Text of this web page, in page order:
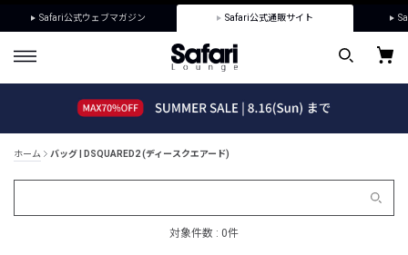
Safari公式ウェブマガジン Safari公式通販サイト
ホーム バッグ | DSQUARED2 (ディースクエアード)
対象件数 : 0件